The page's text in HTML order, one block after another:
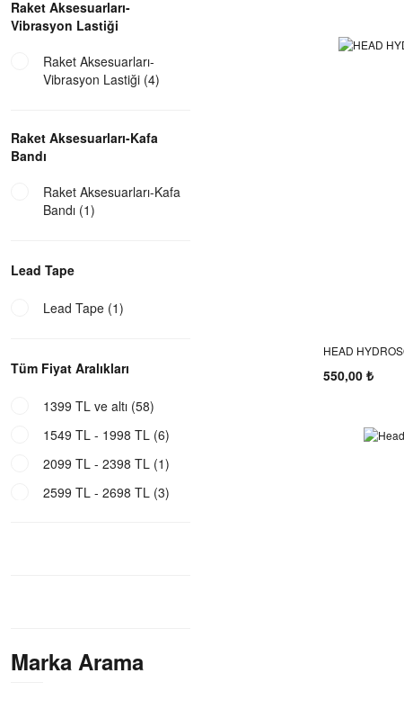
60 Lı OverGrip (1)
Raket Aksesuarları-
Vibrasyon Lastiği
Raket Aksesuarları-
Vibrasyon Lastiği (4)
Raket Aksesuarları-Kafa
Bandı
Raket Aksesuarları-Kafa
Bandı (1)
Lead Tape
Lead Tape (1)
Tüm Fiyat Aralıkları
1399 TL ve altı (58)
1549 TL - 1998 TL (6)
2099 TL - 2398 TL (1)
2599 TL - 2698 TL (3)
Marka Arama
HEAD
550,00 ₺